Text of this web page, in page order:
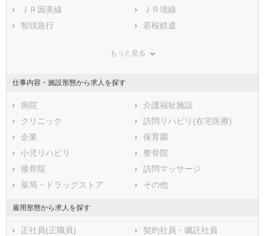
鹿児島県
日野郡日南町
日野郡日野町
日野郡江府町
ＪＲ因美線
ＪＲ境線
智頭急行
若桜鉄道
もっと見る
仕事内容・施設形態から求人を探す
病院
介護福祉施設
クリニック
訪問リハビリ(在宅医療)
企業
保育園
小児リハビリ
整骨院
接骨院
訪問マッサージ
薬局・ドラッグストア
その他
雇用形態から求人を探す
正社員(正職員)
契約社員・嘱託社員